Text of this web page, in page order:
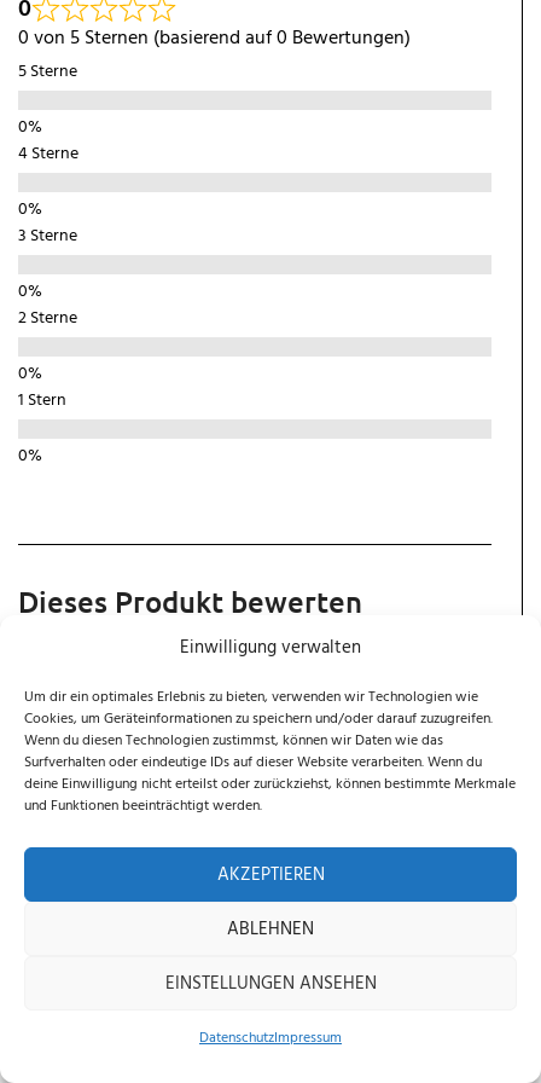
Einwilligung verwalten
Um dir ein optimales Erlebnis zu bieten, verwenden wir Technologien wie
Cookies, um Geräteinformationen zu speichern und/oder darauf zuzugreifen.
Wenn du diesen Technologien zustimmst, können wir Daten wie das
Surfverhalten oder eindeutige IDs auf dieser Website verarbeiten. Wenn du
deine Einwilligung nicht erteilst oder zurückziehst, können bestimmte Merkmale
und Funktionen beeinträchtigt werden.
AKZEPTIEREN
ABLEHNEN
EINSTELLUNGEN ANSEHEN
DatenschutzImpressum
erhältlich, sodass Sie Ihre
Ausrüstung individuell
wartungsfreundliche
0
0 von 5 Sternen (basierend auf 0 Bewertungen)
5 Sterne
4 Sterne
3 Sterne
2 Sterne
1 Stern
Dieses Produkt bewerten
Teilen Sie Ihre Meinung zu diesem Artikel
Ihre Gesamtbewertung
Titel Deiner Bewertung
Deine Rezension